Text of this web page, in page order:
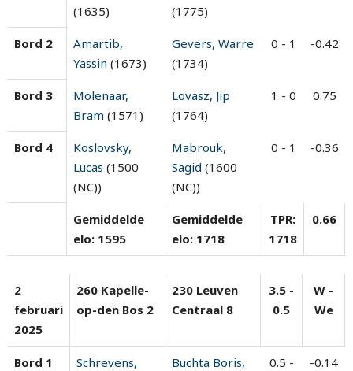
(1635)
(1775)
Bord 2
Amartib,
Yassin (1673)
Gevers, Warre
(1734)
0 - 1 -0.42
Bord 3
Molenaar,
Bram (1571)
Lovasz, Jip
(1764)
1 - 0 0.75
Bord 4
Koslovsky,
Lucas (1500
(NC))
Mabrouk,
Sagid (1600
(NC))
0 - 1 -0.36
Gemiddelde
elo: 1595
Gemiddelde
elo: 1718
TPR:
1718
0.66
2
februari
2025
260 Kapelle-
op-den Bos 2
230 Leuven
Centraal 8
3.5 -
0.5
W -
We
Bord 1
Schrevens,
Buchta Boris,
0.5 -
-0.14